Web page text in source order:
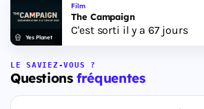
Yes Planet
Film
The Campaign
C'est sorti il y a 67 jours
LE SAVIEZ-VOUS ?
Questionsfréquentes